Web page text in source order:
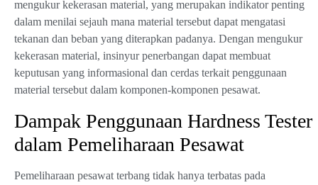
mengukur kekerasan material, yang merupakan indikator penting
dalam menilai sejauh mana material tersebut dapat mengatasi
tekanan dan beban yang diterapkan padanya. Dengan mengukur
kekerasan material, insinyur penerbangan dapat membuat
keputusan yang informasional dan cerdas terkait penggunaan
material tersebut dalam komponen-komponen pesawat.
Dampak Penggunaan Hardness Tester
dalam Pemeliharaan Pesawat
Pemeliharaan pesawat terbang tidak hanya terbatas pada